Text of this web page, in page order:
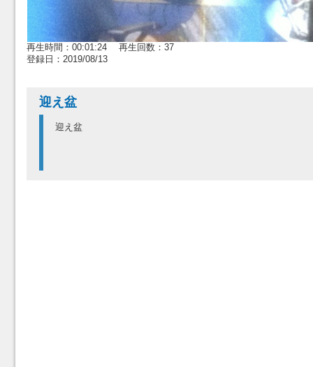
再生時間：00:01:24 再生回数：37
登録日：2019/08/13
迎え盆
迎え盆